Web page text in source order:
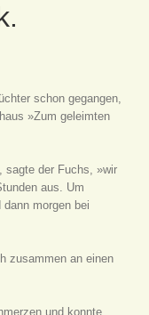
schon gegangen,
»Zum geleimten
sagte der Fuchs, »wir
aus. Um
morgen bei
zusammen an einen
und konnte